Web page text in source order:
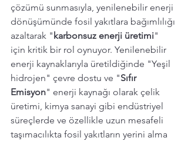
çözümü sunmasıyla, yenilenebilir enerji
dönüşümünde fosil yakıtlara bağımlılığı
azaltarak " karbonsuz enerji üretimi"
için kritik bir rol oynuyor. Yenilenebilir
enerji kaynaklarıyla üretildiğinde "Yeşil
hidrojen" çevre dostu ve "Sıfır
Emisyon" enerji kaynağı olarak çelik
üretimi, kimya sanayi gibi endüstriyel
süreçlerde ve özellikle uzun mesafeli
taşımacılıkta fosil yakıtların yerini alma